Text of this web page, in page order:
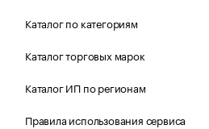
Каталог по категориям
Каталог торговых марок
Каталог ИП по регионам
Правила использования сервиса